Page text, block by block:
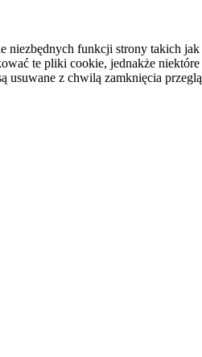
niezbędnych funkcji strony takich
te pliki cookie, jednakże
usuwane z chwilą zamknięcia